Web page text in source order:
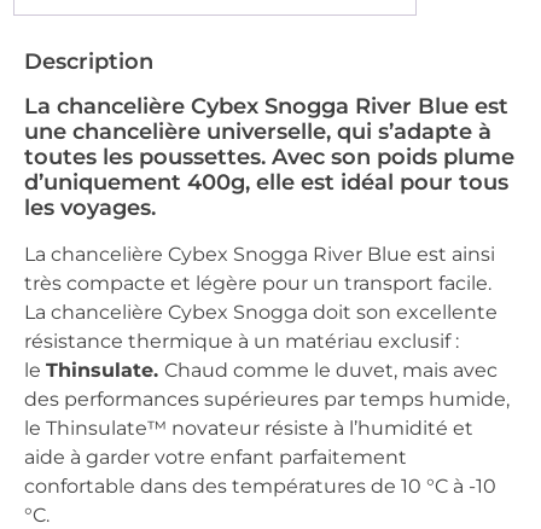
Description
La chancelière Cybex Snogga River Blue est
une chancelière universelle, qui s’adapte à
toutes les poussettes. Avec son poids plume
d’uniquement 400g, elle est idéal pour tous
les voyages.
La chancelière Cybex Snogga River Blue est ainsi
très compacte et légère pour un transport facile.
La chancelière Cybex Snogga doit son excellente
résistance thermique à un matériau exclusif :
le Thinsulate. Chaud comme le duvet, mais avec
des performances supérieures par temps humide,
le Thinsulate™ novateur résiste à l’humidité et
aide à garder votre enfant parfaitement
confortable dans des températures de 10 °C à -10
°C.